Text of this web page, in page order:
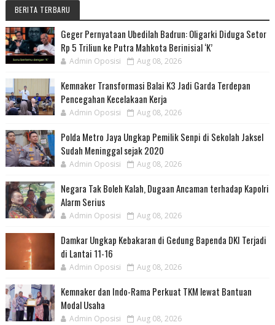
BERITA TERBARU
Geger Pernyataan Ubedilah Badrun: Oligarki Diduga Setor
Rp 5 Triliun ke Putra Mahkota Berinisial ‘K’
Admin Oposisi Aug 08, 2026
Kemnaker Transformasi Balai K3 Jadi Garda Terdepan
Pencegahan Kecelakaan Kerja
Admin Oposisi Aug 08, 2026
Polda Metro Jaya Ungkap Pemilik Senpi di Sekolah Jaksel
Sudah Meninggal sejak 2020
Admin Oposisi Aug 08, 2026
Negara Tak Boleh Kalah, Dugaan Ancaman terhadap Kapolri
Alarm Serius
Admin Oposisi Aug 08, 2026
Damkar Ungkap Kebakaran di Gedung Bapenda DKI Terjadi
di Lantai 11-16
Admin Oposisi Aug 08, 2026
Kemnaker dan Indo-Rama Perkuat TKM lewat Bantuan
Modal Usaha
Admin Oposisi Aug 08, 2026